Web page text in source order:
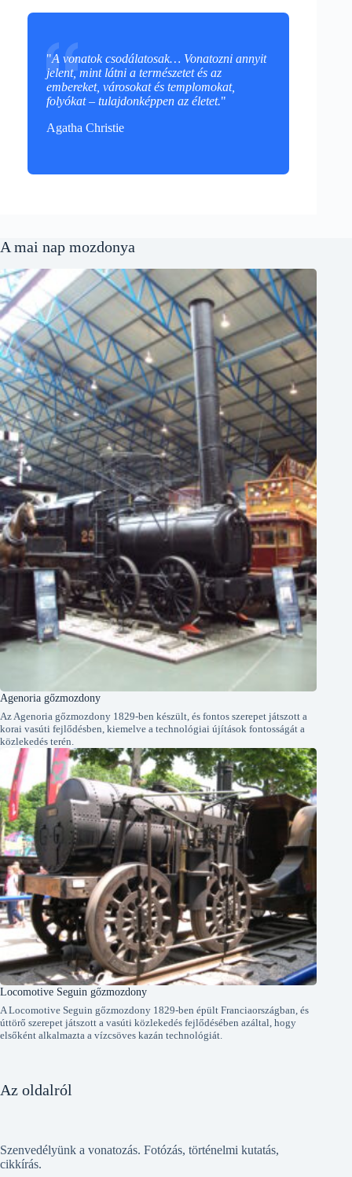
"A vonatok csodálatosak… Vonatozni annyit
jelent, mint látni a természetet és az
embereket, városokat és templomokat,
folyókat – tulajdonképpen az életet."
Agatha Christie
A mai nap mozdonya
Agenoria gőzmozdony
Az Agenoria gőzmozdony 1829-ben készült, és fontos szerepet játszott a
korai vasúti fejlődésben, kiemelve a technológiai újítások fontosságát a
közlekedés terén.
Locomotive Seguin gőzmozdony
A Locomotive Seguin gőzmozdony 1829-ben épült Franciaországban, és
úttörő szerepet játszott a vasúti közlekedés fejlődésében azáltal, hogy
elsőként alkalmazta a vízcsöves kazán technológiát.
Az oldalról
Szenvedélyünk a vonatozás. Fotózás, történelmi kutatás,
cikkírás.